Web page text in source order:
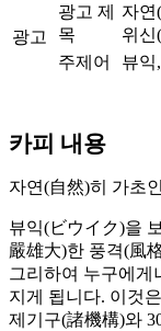
광고
광고 제
목
자연
위신
주제어
뷰익
카피 내용
자연(自然)히 가초
뷰익(ビウイク)을
嚴雄大)한 풍격(風
그리하여 누구에게
지게 됩니다. 이것
제기구(諸機構)와